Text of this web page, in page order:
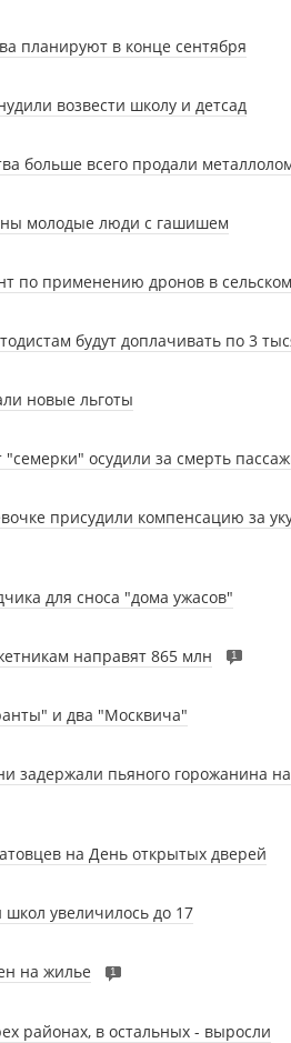
планируют в конце сентября
возвести школу и детсад
больше всего продали
молодые люди с гашишем
по применению дронов в
будут доплачивать по 3
новые льготы
осудили за смерть
присудили компенсацию за
для сноса "дома ужасов"
направят 865 млн 1
и два "Москвича"
задержали пьяного горожанина на
на День открытых дверей
увеличилось до 17
на жилье 1
районах, в остальных - выросли